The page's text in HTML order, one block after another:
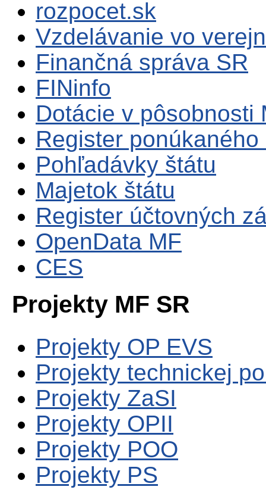
rozpocet.sk
Vzdelávanie vo
Finančná správa SR
FINinfo
Dotácie v pôsobnosti
Register
Pohľadávky štátu
Majetok štátu
Register účtovných
OpenData MF
CES
Projekty MF SR
Projekty OP EVS
Projekty technickej
Projekty ZaSI
Projekty OPII
Projekty POO
Projekty PS